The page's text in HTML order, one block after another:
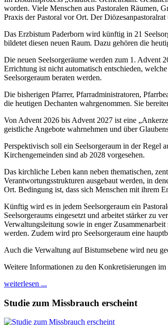
worden. Viele Menschen aus Pastoralen Räumen,
Praxis der Pastoral vor Ort. Der
Das Erzbistum Paderborn wird künftig in 21
bildetet diesen neuen Raum. Dazu gehören die
Die neuen Seelsorgeräume werden zum 1. Advent
Errichtung ist nicht automatisch entschieden,
Seelsorgeraum beraten werden.
Die bisherigen Pfarrer, Pfarradministratoren,
die heutigen Dechanten wahrgenommen. Sie
Von Advent 2026 bis Advent 2027 ist eine
geistliche Angebote wahrnehmen und über
Perspektivisch soll ein Seelsorgeraum in der Regel
Kirchengemeinden sind ab 2028 vorgesehen.
Das kirchliche Leben kann neben thematischen,
Verantwortungsstrukturen ausgebaut werden, in
Ort. Bedingung ist, dass sich Menschen mit ihrem
Künftig wird es in jedem Seelsorgeraum ein
Seelsorgeraums eingesetzt und arbeitet stärker zu
Verwaltungsleitung sowie in enger
werden. Zudem wird pro Seelsorgeraum eine
Auch die Verwaltung auf Bistumsebene wird neu
Weitere Informationen zu den Konkretisierungen
weiterlesen ...
Studie zum Missbrauch erscheint